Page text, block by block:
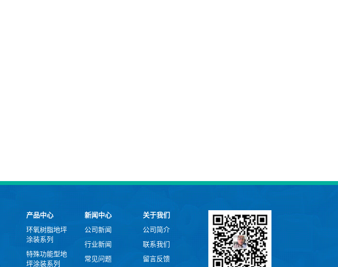
产品中心
环氧树脂地坪
涂装系列
特殊功能型地
坪涂装系列
新闻中心
公司新闻
行业新闻
常见问题
关于我们
公司简介
联系我们
留言反馈